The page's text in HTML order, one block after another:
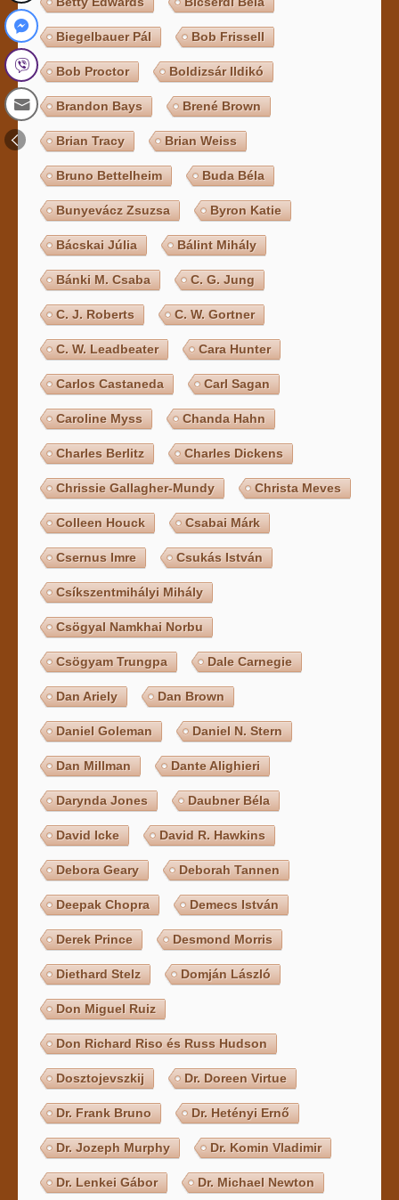
Biegelbauer Pál Bob Frissell
Bob Proctor Boldizsár Ildikó
Brandon Bays Brené Brown
Brian Tracy Brian Weiss
Bruno Bettelheim Buda Béla
Bunyevácz Zsuzsa Byron Katie
Bácskai Júlia Bálint Mihály
Bánki M. Csaba C. G. Jung
C. J. Roberts C. W. Gortner
C. W. Leadbeater Cara Hunter
Carlos Castaneda Carl Sagan
Caroline Myss Chanda Hahn
Charles Berlitz Charles Dickens
Chrissie Gallagher-Mundy Christa Meves
Colleen Houck Csabai Márk
Csernus Imre Csukás István
Csíkszentmihályi Mihály
Csögyal Namkhai Norbu
Csögyam Trungpa Dale Carnegie
Dan Ariely Dan Brown
Daniel Goleman Daniel N. Stern
Dan Millman Dante Alighieri
Darynda Jones Daubner Béla
David Icke David R. Hawkins
Debora Geary Deborah Tannen
Deepak Chopra Demecs István
Derek Prince Desmond Morris
Diethard Stelz Domján László
Don Miguel Ruiz
Don Richard Riso és Russ Hudson
Dosztojevszkij Dr. Doreen Virtue
Dr. Frank Bruno Dr. Hetényi Ernő
Dr. Jozeph Murphy Dr. Komin Vladimir
Dr. Lenkei Gábor Dr. Michael Newton